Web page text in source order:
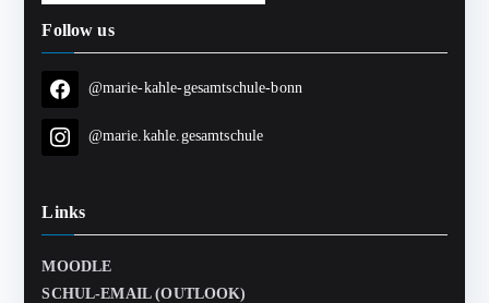
Follow us
@marie-kahle-gesamtschule-bonn
@marie.kahle.gesamtschule
Links
MOODLE
SCHUL-EMAIL (OUTLOOK)